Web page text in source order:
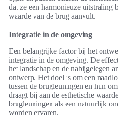
dat ze een harmonieuze uitstraling
waarde van de brug aanvult.
Integratie in de omgeving
Een belangrijke factor bij het
integratie in de omgeving. De
het landschap en de nabijgelegen
ontwerp. Het doel is om een
tussen de brugleuningen en hun
draagt bij aan de esthetische
brugleuningen als een natuurlijk
worden ervaren.